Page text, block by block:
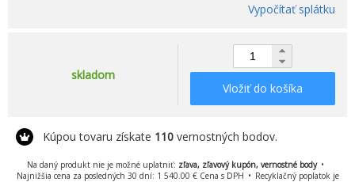
Vypočítať splátku
skladom
Vložiť do košíka
Kúpou tovaru získate 110 vernostných bodov.
Na daný produkt nie je možné uplatniť: zľava, zľavový kupón, vernostné body
Najnižšia cena za posledných 30 dní: 1 540.00 € Cena s DPH
Recyklačný poplatok je